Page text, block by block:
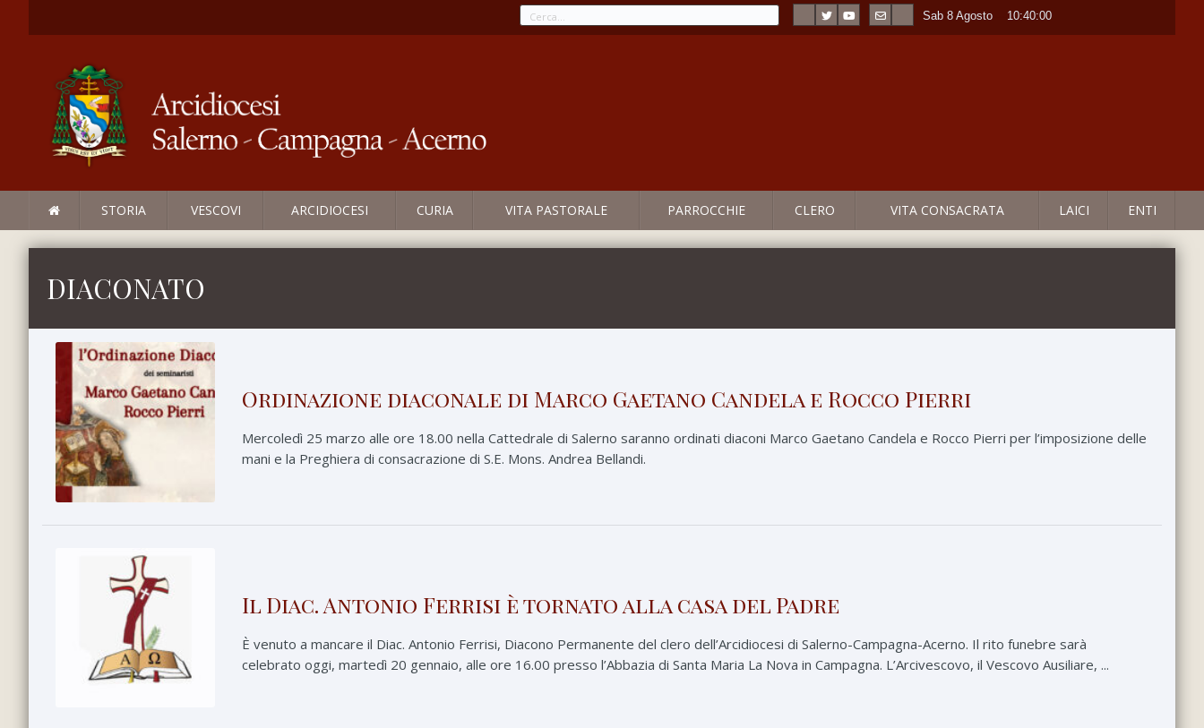
Sab 8 Agosto 10:40:00
STORIA VESCOVI ARCIDIOCESI CURIA VITA PASTORALE PARROCCHIE CLERO VITA CONSACRATA LAICI ENTI
DIACONATO
Ordinazione diaconale di Marco Gaetano Candela e Rocco Pierri
Mercoledì 25 marzo alle ore 18.00 nella Cattedrale di Salerno saranno ordinati diaconi Marco Gaetano Candela e Rocco Pierri per l’imposizione delle
mani e la Preghiera di consacrazione di S.E. Mons. Andrea Bellandi.
Il Diac. Antonio Ferrisi è tornato alla casa del Padre
È venuto a mancare il Diac. Antonio Ferrisi, Diacono Permanente del clero dell’Arcidiocesi di Salerno-Campagna-Acerno. Il rito funebre sarà
celebrato oggi, martedì 20 gennaio, alle ore 16.00 presso l’Abbazia di Santa Maria La Nova in Campagna. L’Arcivescovo, il Vescovo Ausiliare, ...